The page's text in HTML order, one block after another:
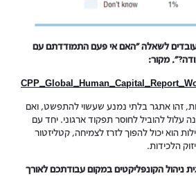
לשאלה "האם אי פעם התמודדתם עם
מקור:
זהו אתגר בלתי נמנע שעשוי להתפשט, ואם
עלול להוביל לחוסר תפקוד ארגוני. יחד עם
הוא יכול להפוך לזרז לצמיחה, קטליזטור
הלכידות.
ניהול הקונפליקטים במקום עבודתכם לאורך